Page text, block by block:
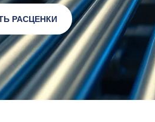
РАСЦЕНКИ